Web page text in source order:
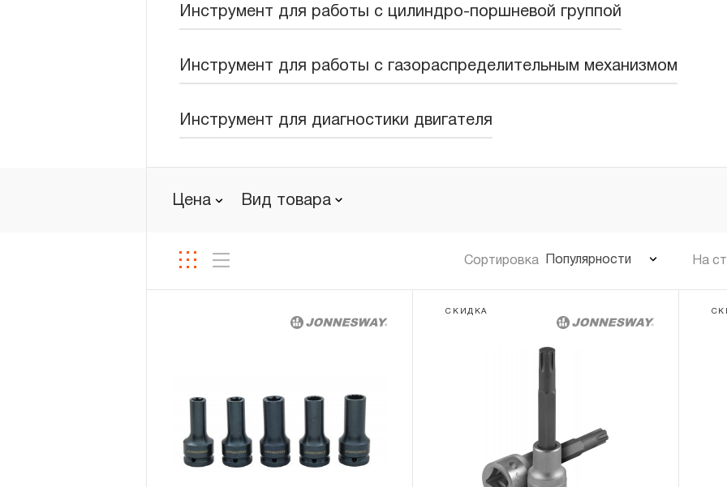
Инструмент для работы с цилиндро-поршневой группой
Инструмент для работы с газораспределительным механизмом
Инструмент для диагностики двигателя
Цена Вид товара
Сортировка Популярности На
СКИДКА